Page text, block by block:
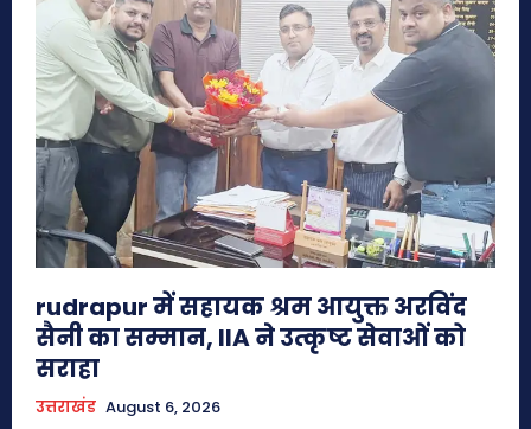
rudrapur में सहायक श्रम आयुक्त अरविंद
सैनी का सम्मान, IIA ने उत्कृष्ट सेवाओं को
सराहा
उत्तराखंड August 6, 2026